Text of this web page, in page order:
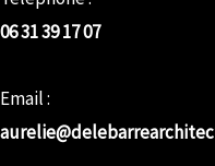
06 31 39 17 07
Email :